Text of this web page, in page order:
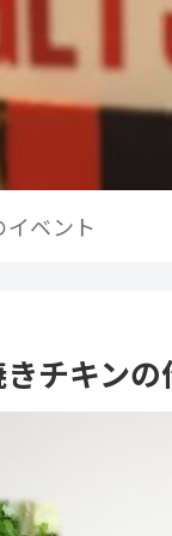
イベント
きチキ